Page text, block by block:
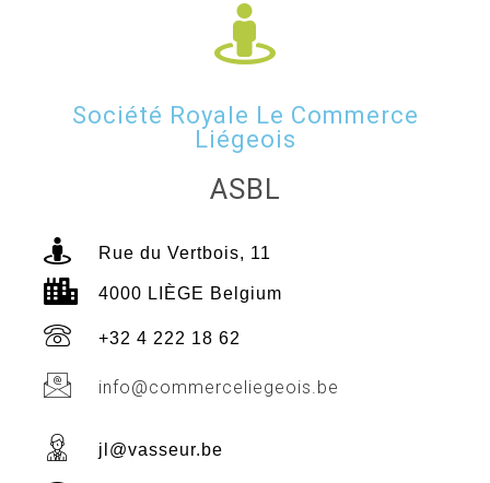
Société Royale Le Commerce
Liégeois
ASBL
Rue du Vertbois, 11
4000 LIÈGE Belgium
+32 4 222 18 62
info@commerceliegeois.be
jl@vasseur.be